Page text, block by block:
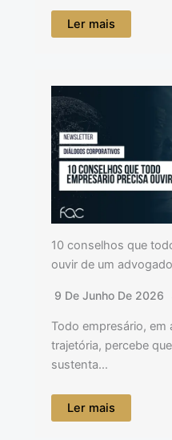
Ler mais
10 conselhos que
ouvir de um
9 De Junho De 2026
Todo empresário, em
trajetória, percebe
sustenta…
Ler mais